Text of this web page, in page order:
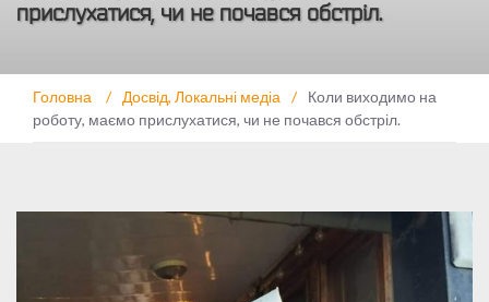
прислухатися, чи не почався обстріл.
Головна / Досвід, Локальні медіа /
Коли виходимо на
роботу, маємо прислухатися, чи не почався обстріл.